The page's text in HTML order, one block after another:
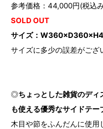
参考価格：44,000円(税込
SOLD OUT
サイズ：
サイズに多少の誤差がござ
◎ちょっとした雑貨のデ
も使える優秀なサイドテ
木目や節をふんだんに使用